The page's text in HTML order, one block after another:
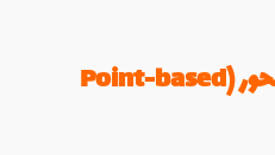
سیستم‌های امتیاز محور (Point-based